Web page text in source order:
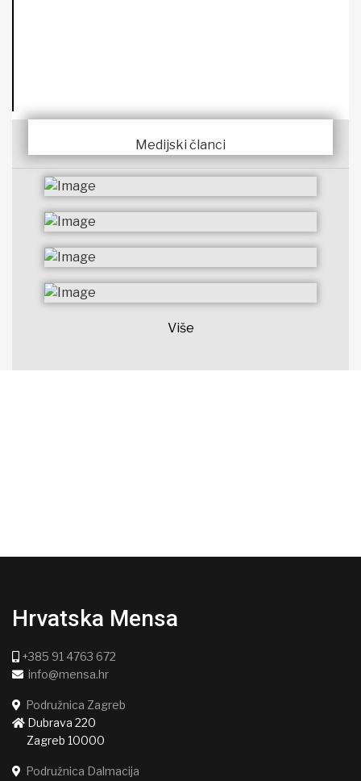
Medijski članci
Više
Hrvatska Mensa
+385 91 4763 672
info@mensa.hr
Podružnica Zagreb
Dubrava 220
Zagreb 10000
Podružnica Dalmacija